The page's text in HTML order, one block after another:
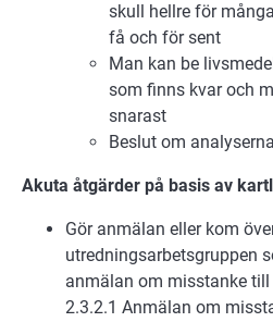
skull hellre för
få och för sent
Man kan be
som finns kvar och
snarast
Beslut om
Akuta åtgärder på basis av
Gör anmälan eller kom
utredningsarbetsgruppen
anmälan om misstanke till
2.3.2.1 Anmälan om